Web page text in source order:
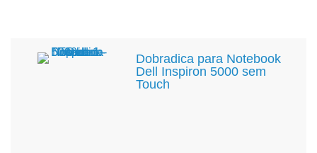
Dobradica para Notebook
Dell Inspiron 5000 sem
Touch